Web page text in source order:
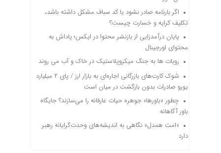
اگر بارنامه صادر نشود یا کد سباف مشکل داشته باشد،
تکلیف کرایه و خسارت چیست؟
پایان درآمدزایی از بازنشر محتوا در ایکس؛ پاداش به
محتوای اورجینال
روبات ها به جنگ میکروپلاستیک در خاک و آب می روند
شوک کارت‌های بازرگانی اجاره‌ای به بازار ارز / پای ۲ میلیارد
یورو صادرات بدون بازگشت در میان است
چطور «باورها» جوهره حیات عارفانه را می‌سازند؟ جایگاه
باور آگاهانه
«امت همدل» نگاهی به اندیشه‌های وحدت‌گرایانه رهبر
دارد